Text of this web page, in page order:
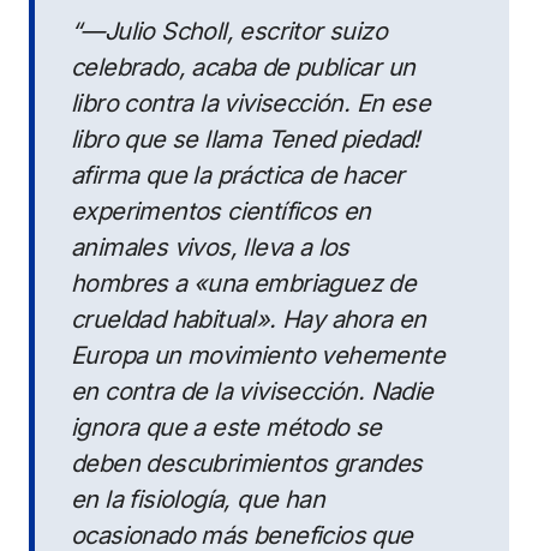
“—Julio Scholl, escritor suizo
celebrado, acaba de publicar un
libro contra la vivisección. En ese
libro que se llama Tened piedad!
afirma que la práctica de hacer
experimentos científicos en
animales vivos, lleva a los
hombres a «una embriaguez de
crueldad habitual». Hay ahora en
Europa un movimiento vehemente
en contra de la vivisección. Nadie
ignora que a este método se
deben descubrimientos grandes
en la fisiología, que han
ocasionado más beneficios que